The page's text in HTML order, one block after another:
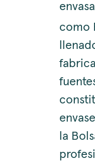
como
la